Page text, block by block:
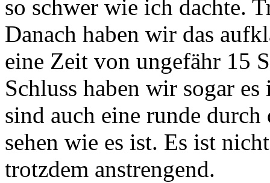
so schwer wie ich dachte.
Danach haben wir das
eine Zeit von ungefähr 15
Schluss haben wir sogar
sind auch eine runde
sehen wie es ist. Es ist
trotzdem anstrengend.